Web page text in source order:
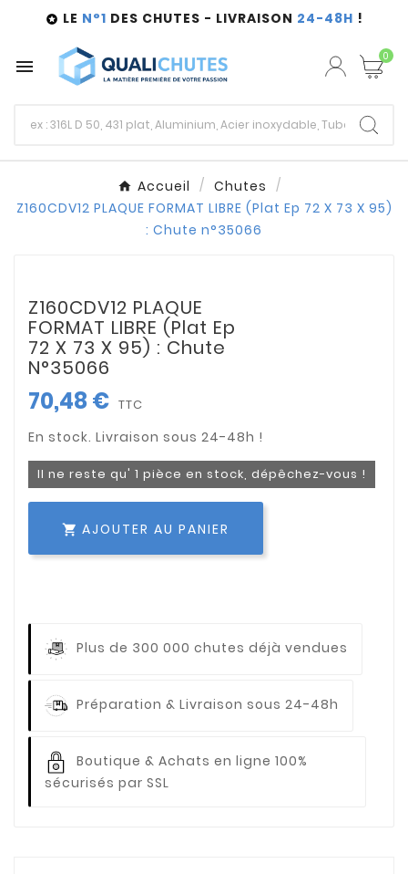
 LE N°1 DES CHUTES - LIVRAISON 24-48H !
 0
Accueil
Chutes
Z160CDV12 PLAQUE FORMAT LIBRE (Plat Ep 72 X 73 X 95)
: Chute n°35066
Z160CDV12 PLAQUE
FORMAT LIBRE (Plat Ep
72 X 73 X 95) : Chute
N°35066
70,48 € TTC
Il ne reste qu' 1 pièce en stock, dépêchez-vous !
 AJOUTER AU PANIER
Plus de 300 000 chutes déjà vendues
Préparation & Livraison sous 24-48h
Boutique & Achats en ligne 100%
sécurisés par SSL